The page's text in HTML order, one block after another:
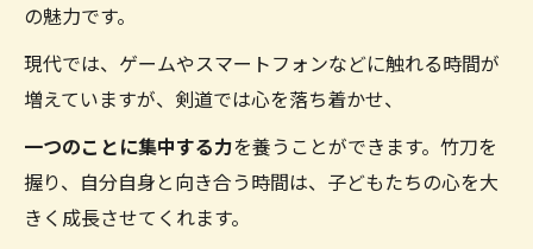
の魅力です。
現代では、ゲームやスマートフォンなどに触れる時間が
増えていますが、剣道では心を落ち着かせ、
一つのことに集中する力を養うことができます。竹刀を
握り、自分自身と向き合う時間は、子どもたちの心を大
きく成長させてくれます。